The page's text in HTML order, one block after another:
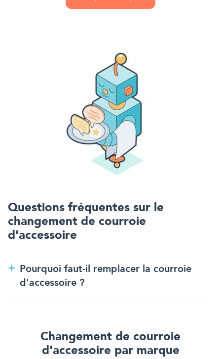
Questions fréquentes sur le
changement de courroie
d'accessoire
Pourquoi faut-il remplacer la courroie
d'accessoire ?
Changement de courroie
d'accessoire par marque